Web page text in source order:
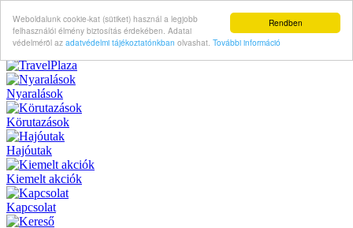
Rendben
Weboldalunk cookie-kat (sütiket) használ a legjobb
felhasználói élmény biztosítás érdekében. Adatai
védelméröl az adatvédelmi tájékoztatónkban olvashat. További információ
Nyaralások
Körutazások
Hajóutak
Kiemelt akciók
Kapcsolat